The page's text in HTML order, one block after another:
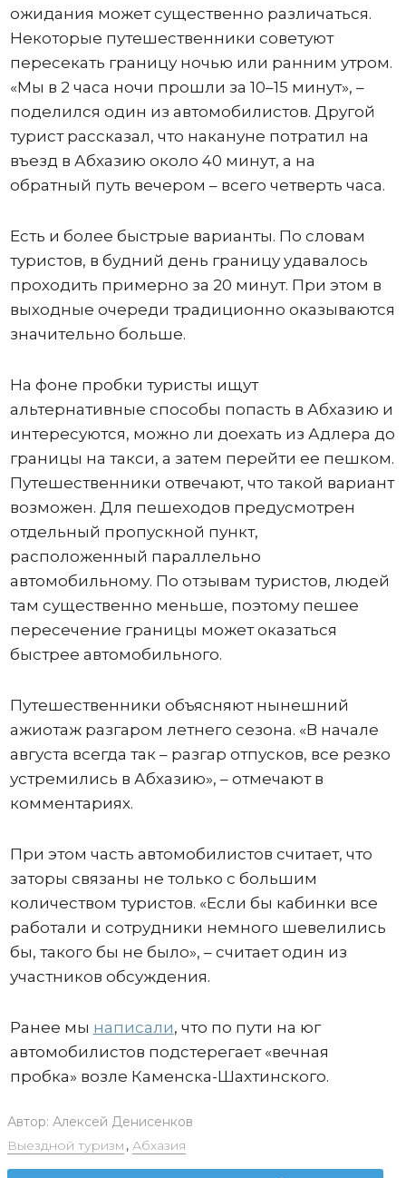
ожидания может существенно различаться.
Некоторые путешественники советуют
пересекать границу ночью или ранним утром.
«Мы в 2 часа ночи прошли за 10–15 минут», –
поделился один из автомобилистов. Другой
турист рассказал, что накануне потратил на
въезд в Абхазию около 40 минут, а на
обратный путь вечером – всего четверть часа.
Есть и более быстрые варианты. По словам
туристов, в будний день границу удавалось
проходить примерно за 20 минут. При этом в
выходные очереди традиционно оказываются
значительно больше.
На фоне пробки туристы ищут
альтернативные способы попасть в Абхазию и
интересуются, можно ли доехать из Адлера до
границы на такси, а затем перейти ее пешком.
Путешественники отвечают, что такой вариант
возможен. Для пешеходов предусмотрен
отдельный пропускной пункт,
расположенный параллельно
автомобильному. По отзывам туристов, людей
там существенно меньше, поэтому пешее
пересечение границы может оказаться
быстрее автомобильного.
Путешественники объясняют нынешний
ажиотаж разгаром летнего сезона. «В начале
августа всегда так – разгар отпусков, все резко
устремились в Абхазию», – отмечают в
комментариях.
При этом часть автомобилистов считает, что
заторы связаны не только с большим
количеством туристов. «Если бы кабинки все
работали и сотрудники немного шевелились
бы, такого бы не было», – считает один из
участников обсуждения.
Ранее мы написали, что по пути на юг
автомобилистов подстерегает «вечная
пробка» возле Каменска-Шахтинского.
Автор: Алексей Денисенков
Выездной туризм , Абхазия